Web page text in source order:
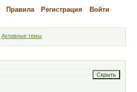
Правила Регистрация Войти
Активные темы